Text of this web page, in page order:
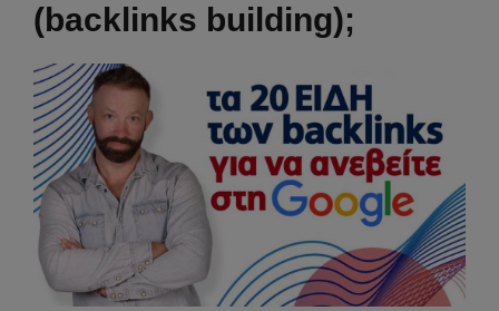
(backlinks building);